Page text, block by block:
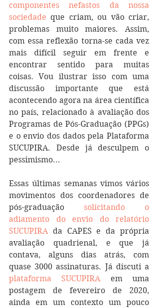
componentes nefastos da nossa
sociedade que criam, ou vão criar,
problemas muito maiores. Assim,
com essa reflexão torna-se cada vez
mais difícil seguir em frente e
encontrar sentido para muitas
coisas. Vou ilustrar isso com uma
discussão importante que está
acontecendo agora na área científica
no país, relacionado à avaliação dos
Programas de Pós-Graduação (PPGs)
e o envio dos dados pela Plataforma
SUCUPIRA. Desde já desculpem o
pessimismo...
Essas últimas semanas vimos vários
movimentos dos coordenadores de
pós-graduação solicitando o
adiamento do envio do relatório
SUCUPIRA da CAPES e da própria
avaliação quadrienal, e que já
contava, alguns dias atrás, com
plataforma SUCUPIRA em uma
postagem de fevereiro de 2020,
ainda em um contexto um pouco